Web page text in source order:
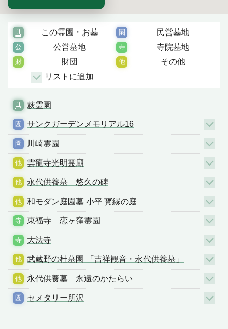
この霊園・お墓
民営墓地
公営墓地
寺院墓地
財団
その他
リストに追加
萩霊園
サンクガーデンメモリアル16
川崎霊園
雲龍寺光明霊廟
永代供養墓 悠久の碑
和モダン庭園墓 小平 寳縁の庭
東福寺 恋ヶ窪霊園
大法寺
武蔵野の杜墓園 「吉祥観音・永代供養墓」
永代供養墓 永遠のかたらい
セメタリー所沢